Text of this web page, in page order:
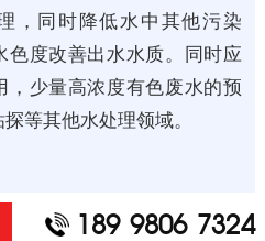
，同时降低水中其他污染
色度改善出水水质。同时应
，少量高浓度有色废水的预
等其他水处理领域。
189 9806 7324